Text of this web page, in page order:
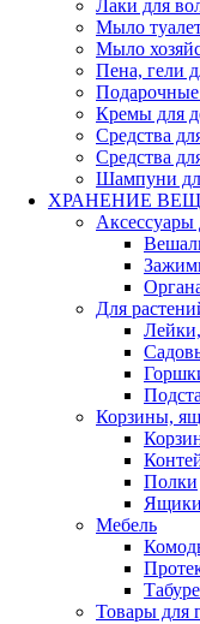
Лаки для
Мыло
Мыло
Пена, гели
Кремы для
Средства
Средства
Шампуни
ХРАНЕНИЕ
Аксессуары
Для
Корзины,
Полки
Ящики
Мебель
Товары для